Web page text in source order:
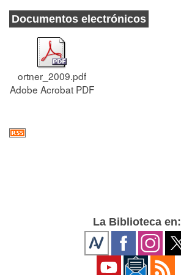
Documentos electrónicos
ortner_2009.pdf
Adobe Acrobat PDF
La Biblioteca en: